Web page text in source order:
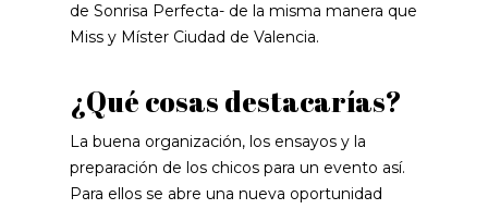
de Sonrisa Perfecta- de la misma manera que
Miss y Míster Ciudad de Valencia.
¿Qué cosas destacarías?
La buena organización, los ensayos y la
preparación de los chicos para un evento así.
Para ellos se abre una nueva oportunidad